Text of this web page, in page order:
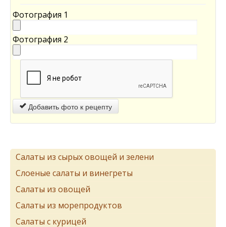
Фотография 1
Фотография 2
Добавить фото к рецепту
Салаты из сырых овощей и зелени
Слоеные салаты и винегреты
Салаты из овощей
Салаты из морепродуктов
Салаты с курицей